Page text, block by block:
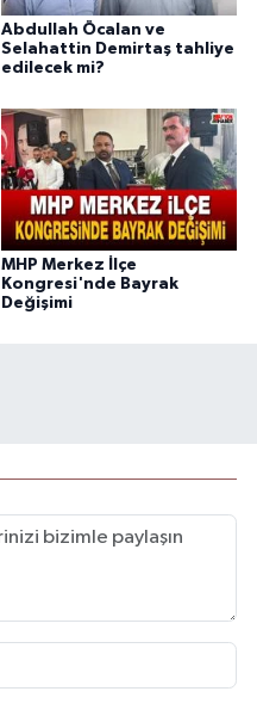
Abdullah Öcalan ve
Selahattin Demirtaş tahliye
edilecek mi?
MHP Merkez İlçe
Kongresi'nde Bayrak
Değişimi